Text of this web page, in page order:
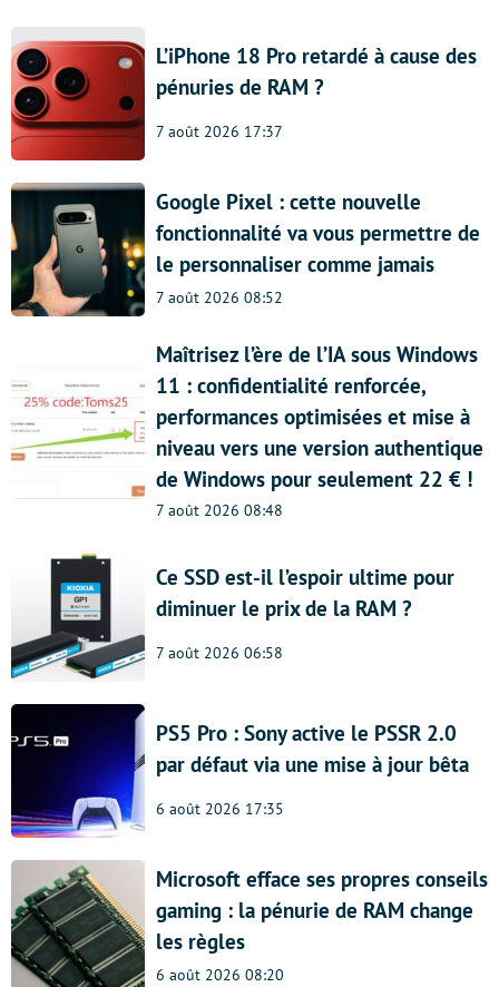
L’iPhone 18 Pro retardé à cause des
pénuries de RAM ?
7 août 2026 17:37
Google Pixel : cette nouvelle
fonctionnalité va vous permettre de
le personnaliser comme jamais
7 août 2026 08:52
Maîtrisez l’ère de l’IA sous Windows
11 : confidentialité renforcée,
performances optimisées et mise à
niveau vers une version authentique
de Windows pour seulement 22 € !
7 août 2026 08:48
Ce SSD est-il l’espoir ultime pour
diminuer le prix de la RAM ?
7 août 2026 06:58
PS5 Pro : Sony active le PSSR 2.0
par défaut via une mise à jour bêta
6 août 2026 17:35
Microsoft efface ses propres conseils
gaming : la pénurie de RAM change
les règles
6 août 2026 08:20